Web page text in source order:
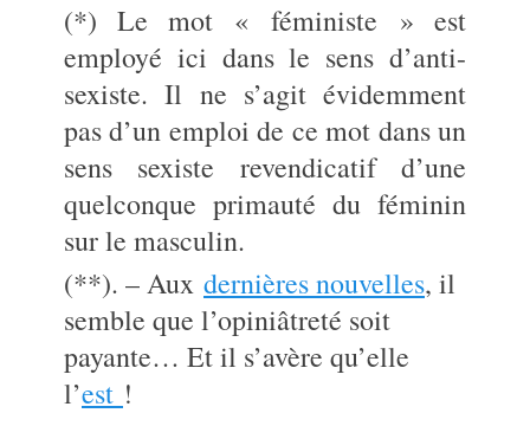
(*) Le mot « féministe » est
employé ici dans le sens d’anti-
sexiste. Il ne s’agit évidemment
pas d’un emploi de ce mot dans un
sens sexiste revendicatif d’une
quelconque primauté du féminin
sur le masculin.
(**). – Aux dernières nouvelles, il
semble que l’opiniâtreté soit
payante… Et il s’avère qu’elle
l’est !